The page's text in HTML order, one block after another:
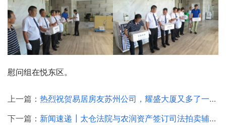
慰问组在悦东区。
上一篇： 热烈祝贺易居房友苏州公司，耀盛大厦又多了一家上市公司
下一篇： 新闻速递┃太仓法院与农润资产签订司法拍卖辅助服务合作协议